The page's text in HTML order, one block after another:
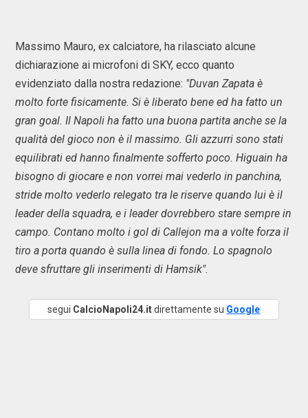
Massimo Mauro, ex calciatore, ha rilasciato alcune
dichiarazione ai microfoni di SKY, ecco quanto
evidenziato dalla nostra redazione: "Duvan Zapata è
molto forte fisicamente. Si è liberato bene ed ha fatto un
gran goal. Il Napoli ha fatto una buona partita anche se la
qualità del gioco non è il massimo. Gli azzurri sono stati
equilibrati ed hanno finalmente sofferto poco. Higuain ha
bisogno di giocare e non vorrei mai vederlo in panchina,
stride molto vederlo relegato tra le riserve quando lui è il
leader della squadra, e i leader dovrebbero stare sempre in
campo. Contano molto i gol di Callejon ma a volte forza il
tiro a porta quando è sulla linea di fondo. Lo spagnolo
deve sfruttare gli inserimenti di Hamsik".
segui CalcioNapoli24.itdirettamente su Google